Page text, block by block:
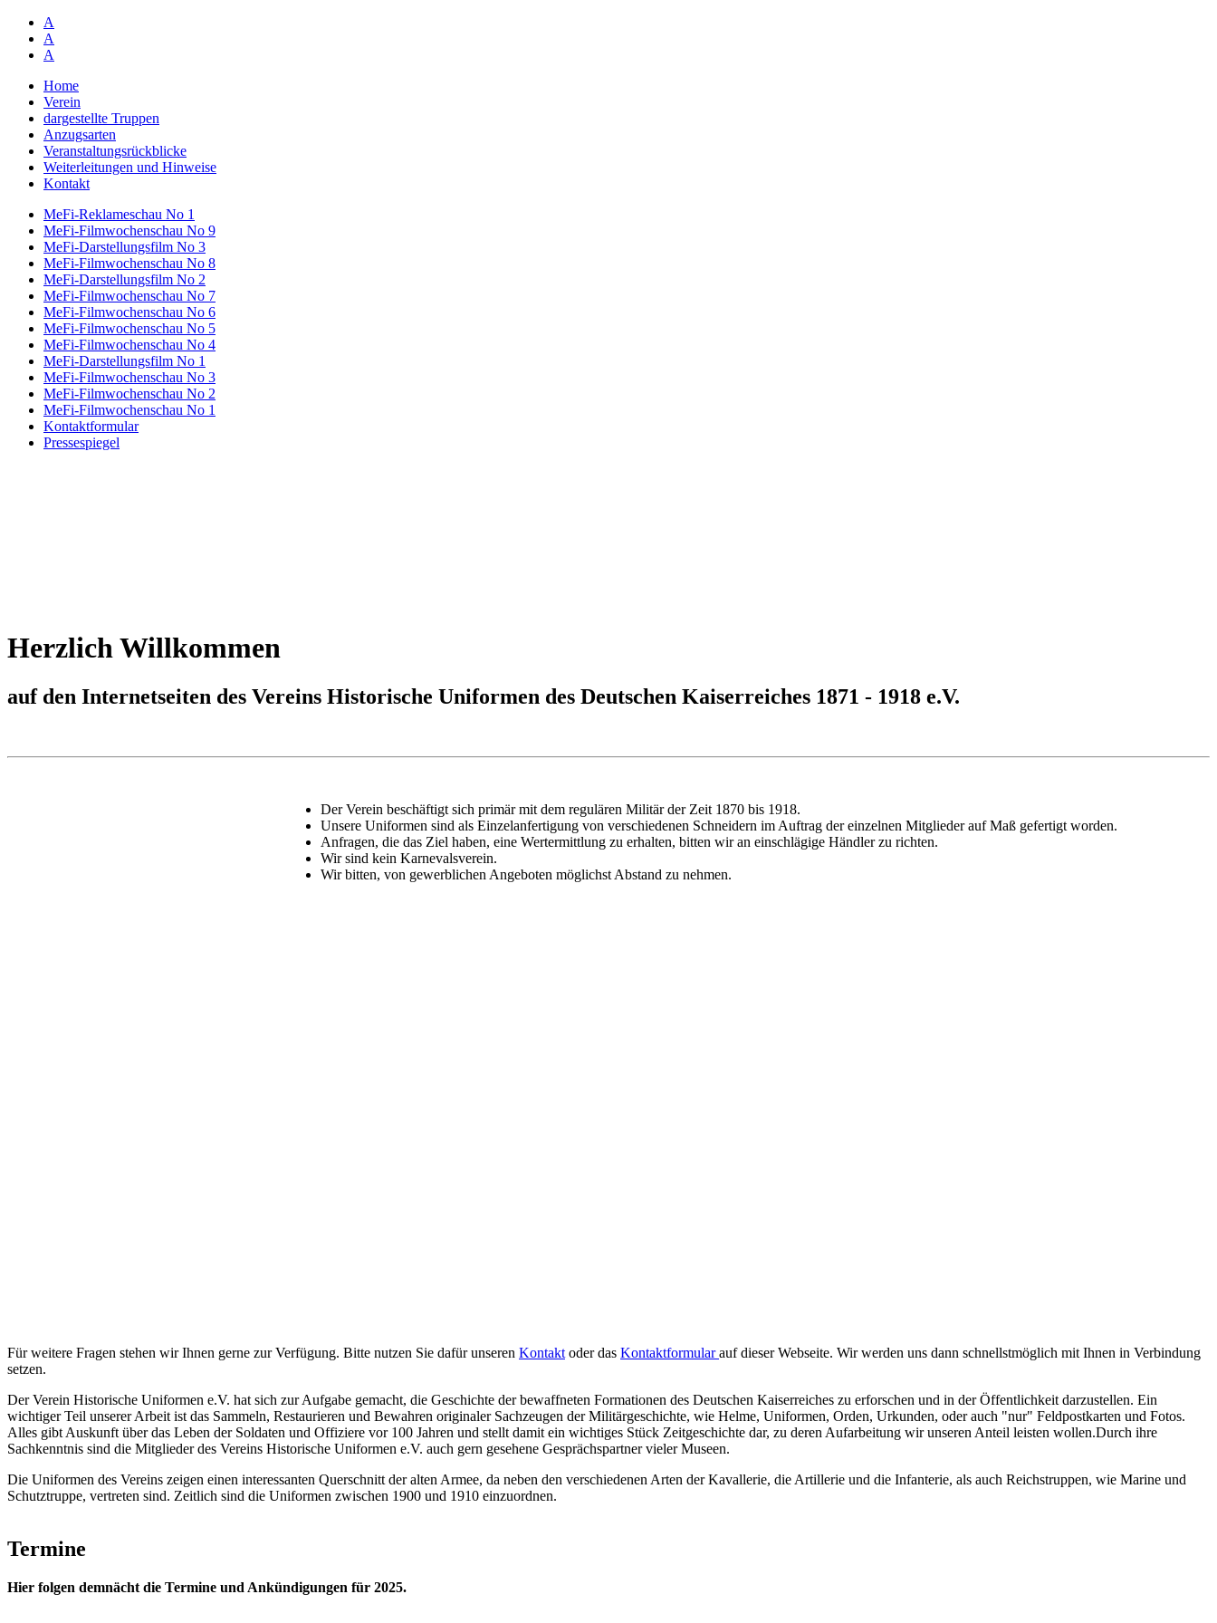
A
A
A
Home
Verein
dargestellte Truppen
Anzugsarten
Veranstaltungsrückblicke
Weiterleitungen und Hinweise
Kontakt
MeFi-Reklameschau No 1
MeFi-Filmwochenschau No 9
MeFi-Darstellungsfilm No 3
MeFi-Filmwochenschau No 8
MeFi-Darstellungsfilm No 2
MeFi-Filmwochenschau No 7
MeFi-Filmwochenschau No 6
MeFi-Filmwochenschau No 5
MeFi-Filmwochenschau No 4
MeFi-Darstellungsfilm No 1
MeFi-Filmwochenschau No 3
MeFi-Filmwochenschau No 2
MeFi-Filmwochenschau No 1
Kontaktformular
Pressespiegel
Herzlich Willkommen
auf den Internetseiten des Vereins Historische Uniformen des Deutschen Kaiserreiches 1871 - 1918 e.V.
Der Verein beschäftigt sich primär mit dem regulären Militär der Zeit 1870 bis 1918.
Unsere Uniformen sind als Einzelanfertigung von verschiedenen Schneidern im Auftrag der einzelnen Mitglieder auf Maß gefertigt worden.
Anfragen, die das Ziel haben, eine Wertermittlung zu erhalten, bitten wir an einschlägige Händler zu richten.
Wir sind kein Karnevalsverein.
Wir bitten, von gewerblichen Angeboten möglichst Abstand zu nehmen.
Für weitere Fragen stehen wir Ihnen gerne zur Verfügung. Bitte nutzen Sie dafür unseren Kontakt oder das Kontaktformularauf dieser Webseite. Wir werden uns dann schnellstmöglich mit Ihnen in Verbindung
setzen.
Der Verein Historische Uniformen e.V. hat sich zur Aufgabe gemacht, die Geschichte der bewaffneten Formationen des Deutschen Kaiserreiches zu erforschen und in der Öffentlichkeit darzustellen. Ein
wichtiger Teil unserer Arbeit ist das Sammeln, Restaurieren und Bewahren originaler Sachzeugen der Militärgeschichte, wie Helme, Uniformen, Orden, Urkunden, oder auch "nur" Feldpostkarten und Fotos.
Alles gibt Auskunft über das Leben der Soldaten und Offiziere vor 100 Jahren und stellt damit ein wichtiges Stück Zeitgeschichte dar, zu deren Aufarbeitung wir unseren Anteil leisten wollen.Durch ihre
Sachkenntnis sind die Mitglieder des Vereins Historische Uniformen e.V. auch gern gesehene Gesprächspartner vieler Museen.
Die Uniformen des Vereins zeigen einen interessanten Querschnitt der alten Armee, da neben den verschiedenen Arten der Kavallerie, die Artillerie und die Infanterie, als auch Reichstruppen, wie Marine und
Schutztruppe, vertreten sind. Zeitlich sind die Uniformen zwischen 1900 und 1910 einzuordnen.
Termine
Hier folgen demnächt die Termine und Ankündigungen für 2025.